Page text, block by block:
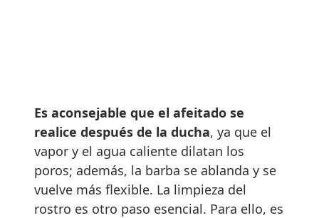
Es aconsejable que el afeitado se
realice después de la ducha, ya que el
vapor y el agua caliente dilatan los
poros; además, la barba se ablanda y se
vuelve más flexible. La limpieza del
rostro es otro paso esencial. Para ello, es